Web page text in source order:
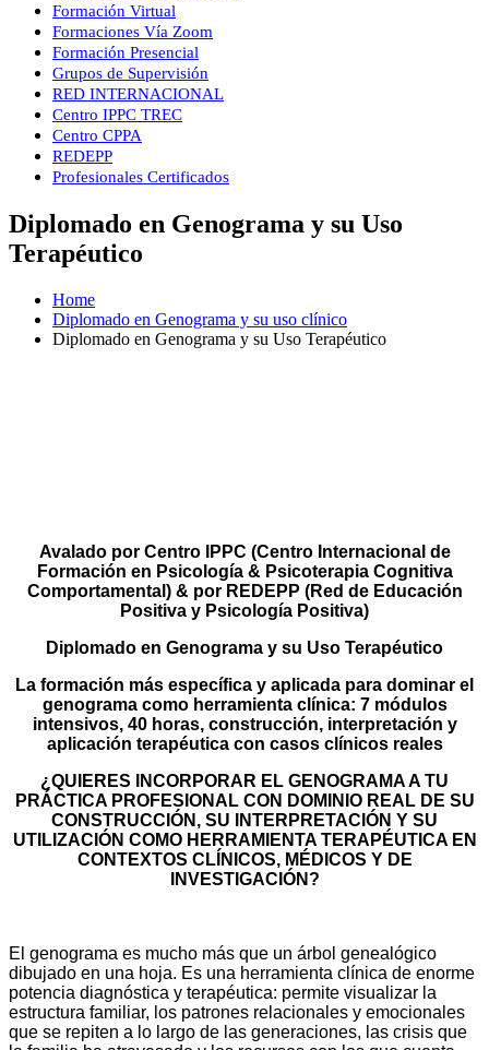
Formación Virtual
Formaciones Vía Zoom
Formación Presencial
Grupos de Supervisión
RED INTERNACIONAL
Centro IPPC TREC
Centro CPPA
REDEPP
Profesionales Certificados
Diplomado en Genograma y su Uso
Terapéutico
Home
Diplomado en Genograma y su uso clínico
Diplomado en Genograma y su Uso Terapéutico
Avalado por Centro IPPC (Centro Internacional de
Formación en Psicología & Psicoterapia Cognitiva
Comportamental) & por REDEPP (Red de Educación
Positiva y Psicología Positiva)
Diplomado en Genograma y su Uso Terapéutico
La formación más específica y aplicada para dominar el
genograma como herramienta clínica: 7 módulos
intensivos, 40 horas, construcción, interpretación y
aplicación terapéutica con casos clínicos reales
¿QUIERES INCORPORAR EL GENOGRAMA A TU
PRÁCTICA PROFESIONAL CON DOMINIO REAL DE SU
CONSTRUCCIÓN, SU INTERPRETACIÓN Y SU
UTILIZACIÓN COMO HERRAMIENTA TERAPÉUTICA EN
CONTEXTOS CLÍNICOS, MÉDICOS Y DE
INVESTIGACIÓN?
El genograma es mucho más que un árbol genealógico
dibujado en una hoja. Es una herramienta clínica de enorme
potencia diagnóstica y terapéutica: permite visualizar la
estructura familiar, los patrones relacionales y emocionales
que se repiten a lo largo de las generaciones, las crisis que